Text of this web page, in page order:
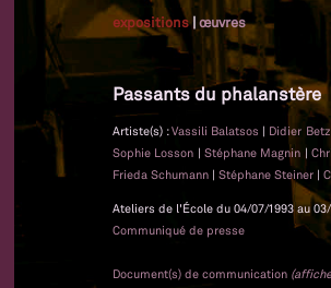
expositions|œuvres
Passants du phalanstère
Artiste(s) :Vassili Balatsos | Didier
Sophie Losson | Stéphane Magnin |
Frieda Schumann | Stéphane Steiner |
Ateliers de l'École du 04/07/1993 au
Communiqué de presse
Document(s) de communication